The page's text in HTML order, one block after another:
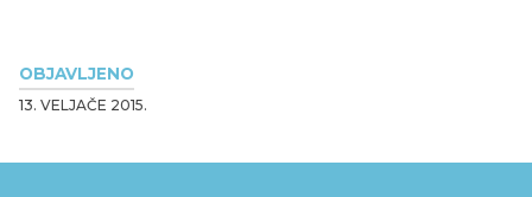
OBJAVLJENO
13. VELJAČE 2015.